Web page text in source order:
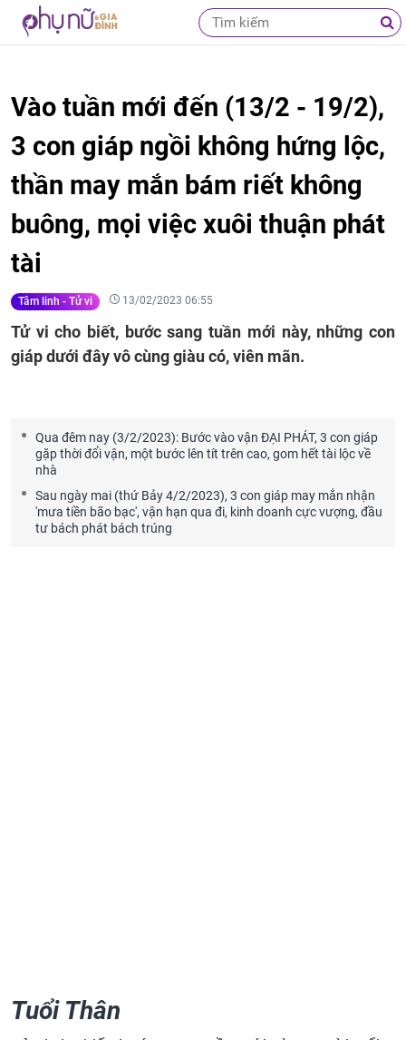
Vào tuần mới đến (13/2 - 19/2),
3 con giáp ngồi không hứng lộc,
thần may mắn bám riết không
buông, mọi việc xuôi thuận phát
tài
Tâm linh - Tử vi 13/02/2023 06:55
Tử vi cho biết, bước sang tuần mới này, những con
giáp dưới đây vô cùng giàu có, viên mãn.
Qua đêm nay (3/2/2023): Bước vào vận ĐẠI PHÁT, 3 con giáp
gặp thời đổi vận, một bước lên tít trên cao, gom hết tài lộc về
nhà
Sau ngày mai (thứ Bảy 4/2/2023), 3 con giáp may mắn nhận
'mưa tiền bão bạc', vận hạn qua đi, kinh doanh cực vượng, đầu
tư bách phát bách trúng
Tuổi Thân